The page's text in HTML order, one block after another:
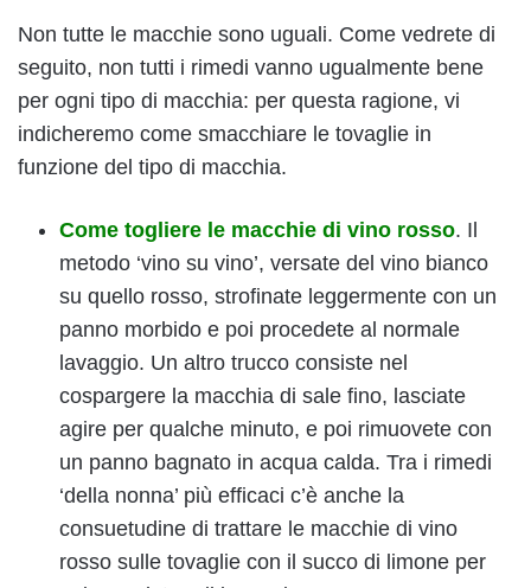
Non tutte le macchie sono uguali. Come vedrete di
seguito, non tutti i rimedi vanno ugualmente bene
per ogni tipo di macchia: per questa ragione, vi
indicheremo come smacchiare le tovaglie in
funzione del tipo di macchia.
Come togliere le macchie di vino rosso. Il
metodo ‘vino su vino’, versate del vino bianco
su quello rosso, strofinate leggermente con un
panno morbido e poi procedete al normale
lavaggio. Un altro trucco consiste nel
cospargere la macchia di sale fino, lasciate
agire per qualche minuto, e poi rimuovete con
un panno bagnato in acqua calda. Tra i rimedi
‘della nonna’ più efficaci c’è anche la
consuetudine di trattare le macchie di vino
rosso sulle tovaglie con il succo di limone per